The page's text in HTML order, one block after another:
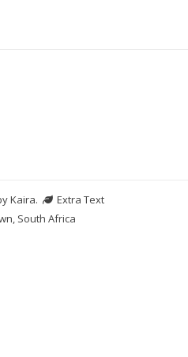
Kaira.
Extra Text
South Africa